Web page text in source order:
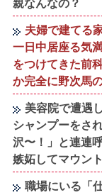
親なんなの？
夫婦で建てる
一日中居座る気
をつけてきた前
か完全に野次馬
美容院で遭遇
シャンプーをさ
沢〜！」と連連
嫉妬してマウン
職場にいる「